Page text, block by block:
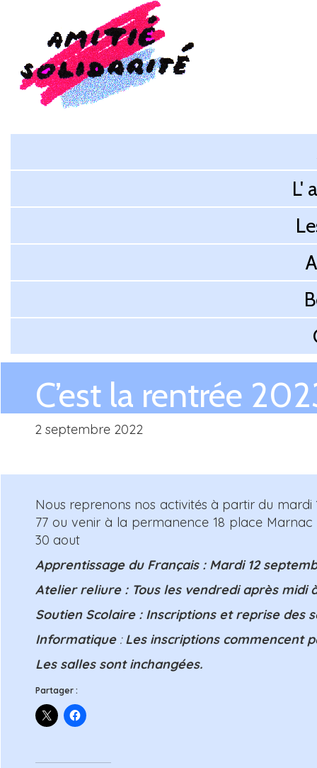
L'
C’est la rentrée
2 septembre 2022
Nous reprenons nos activités à partir du mardi
77 ou venir à la permanence 18 place
30 aout
Apprentissage du Français : Mardi 12
Atelier reliure : Tous les vendredi après midi
Soutien Scolaire : Inscriptions et reprise des
Informatique:Les inscriptions commencent
Les salles sont inchangées.
Partager :